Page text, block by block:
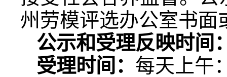
州劳模评选办公室书面
公示和受理反映时间
受理时间： 每天上午